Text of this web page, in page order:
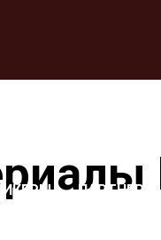
ПАРТНЕРЫ